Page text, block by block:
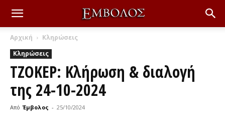
Αρχική
Κληρώσεις
Κληρώσεις
ΤΖΟΚΕΡ: Κλήρωση & διαλογή
της 24-10-2024
Από Έμβολος - 25/10/2024